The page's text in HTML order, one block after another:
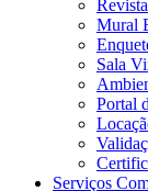
Mural
Sala
Portal
Serviços